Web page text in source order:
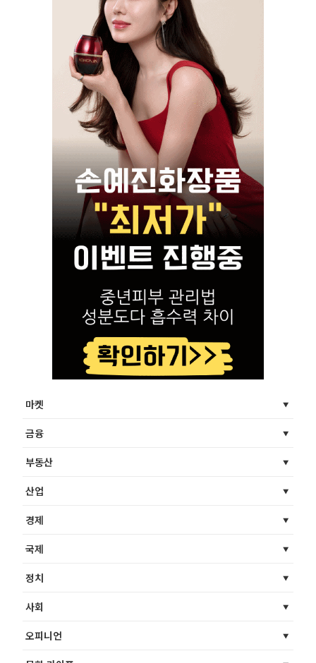
마켓
금융
부동산
산업
경제
국제
정치
사회
오피니언